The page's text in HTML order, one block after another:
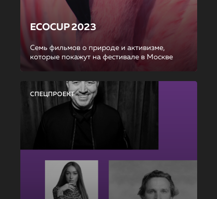
ECOCUP 2023
Семь фильмов о природе и активизме,
которые покажут на фестивале в Москве
СПЕЦПРОЕКТ